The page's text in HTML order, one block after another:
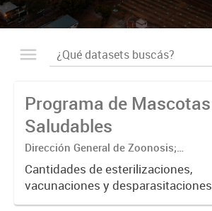
Programa de Mascotas
Saludables
Dirección General de Zoonosis;
Subsecretaría de Contralor ambiental;
Secretaría de Ambiente y Desarrollo
sustentable
Cantidades de esterilizaciones,
vacunaciones y desparasitaciones
realizadas a mascotas ordenadas